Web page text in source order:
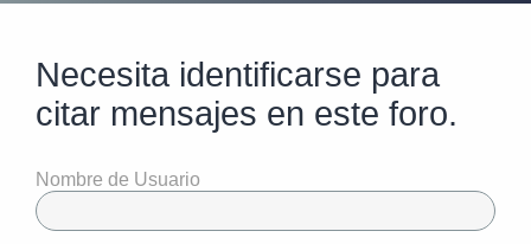
Necesita identificarse para
citar mensajes en este foro.
Nombre de Usuario